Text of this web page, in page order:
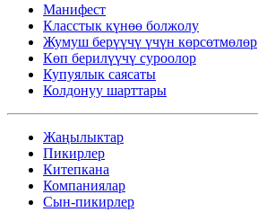
Манифест
Класстык күнөө болжолу
Жумуш берүүчү үчүн көрсөтмөлөр
Көп берилүүчү суроолор
Купуялык саясаты
Колдонуу шарттары
Жаңылыктар
Пикирлер
Китепкана
Компаниялар
Сын-пикирлер